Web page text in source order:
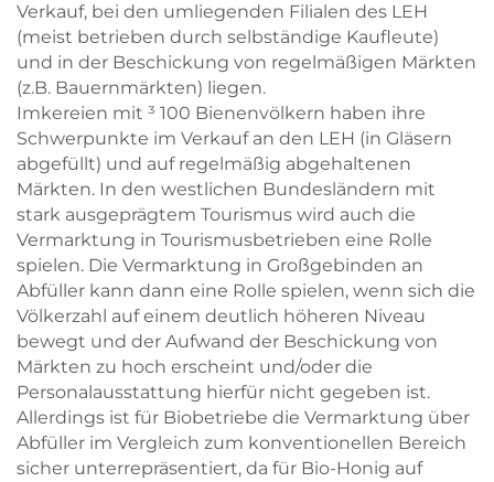
Verkauf, bei den umliegenden Filialen des LEH
(meist betrieben durch selbständige Kaufleute)
und in der Beschickung von regelmäßigen Märkten
(z.B. Bauernmärkten) liegen.
Imkereien mit ³ 100 Bienenvölkern haben ihre
Schwerpunkte im Verkauf an den LEH (in Gläsern
abgefüllt) und auf regelmäßig abgehaltenen
Märkten. In den westlichen Bundesländern mit
stark ausgeprägtem Tourismus wird auch die
Vermarktung in Tourismusbetrieben eine Rolle
spielen. Die Vermarktung in Großgebinden an
Abfüller kann dann eine Rolle spielen, wenn sich die
Völkerzahl auf einem deutlich höheren Niveau
bewegt und der Aufwand der Beschickung von
Märkten zu hoch erscheint und/oder die
Personalausstattung hierfür nicht gegeben ist.
Allerdings ist für Biobetriebe die Vermarktung über
Abfüller im Vergleich zum konventionellen Bereich
sicher unterrepräsentiert, da für Bio-Honig auf